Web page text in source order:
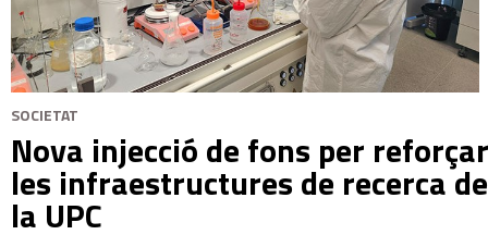
SOCIETAT
Nova injecció de fons per reforçar
les infraestructures de recerca de
la UPC